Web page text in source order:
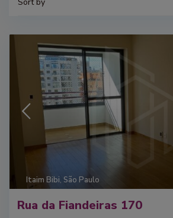
Itaim Bibi, São Paulo
Rua da Fiandeiras 170